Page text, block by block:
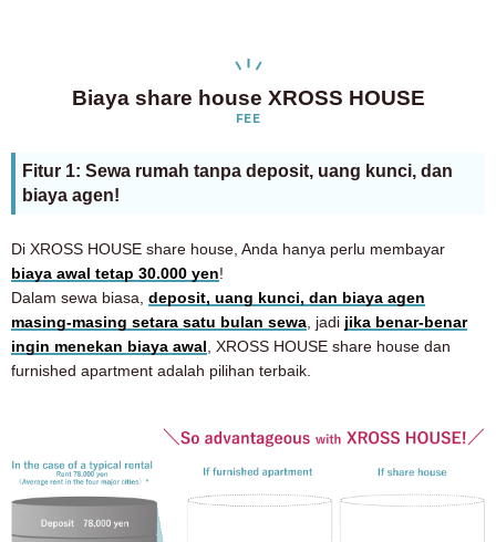
Biaya share house XROSS HOUSE
FEE
Fitur 1: Sewa rumah tanpa deposit, uang kunci, dan
biaya agen!
Di XROSS HOUSE share house, Anda hanya perlu membayar
biaya awal tetap 30.000 yen!
Dalam sewa biasa, deposit, uang kunci, dan biaya agen
masing-masing setara satu bulan sewa , jadi jika benar-benar
ingin menekan biaya awal , XROSS HOUSE share house dan
furnished apartment adalah pilihan terbaik.